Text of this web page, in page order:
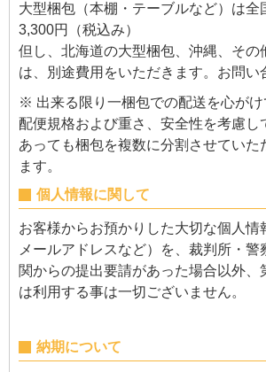
大型梱包（本棚・テーブルなど）は全
3,300円（税込み）
但し、北海道の大型梱包、沖縄、その
は、別途費用をいただきます。お問い
※ 出来る限り一梱包での配送を心が
配便規格および重さ、安全性を考慮し
あっても梱包を複数に分割させていた
ます。
個人情報に関して
お客様からお預かりした大切な個人情
メールアドレスなど）を、裁判所・警
関からの提出要請があった場合以外、
は利用する事は一切ございません。
納期について